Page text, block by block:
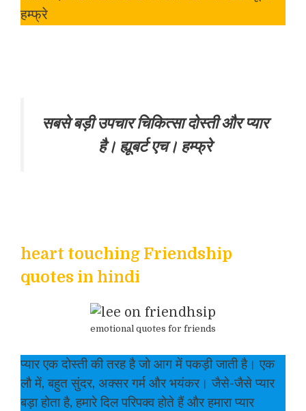
हम्फ्रे
सबसे बड़ी उपचार चिकित्सा दोस्ती और प्यार
है। ह्यूबर्ट एच। हम्फ्रे
heart touching Friendship
quotes in hindi
emotional quotes for friends
प्यार एक दोस्ती की तरह है जो आग में पकड़ी जाती है। एक
लौ में, बहुत सुंदर, अक्सर गर्म और भयंकर। जैसे-जैसे प्यार
बड़ा होता है, हमारे दिल परिपक्व होते हैं और हमारा प्यार